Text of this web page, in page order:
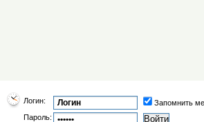
Логин:
Запомнить
Пароль: